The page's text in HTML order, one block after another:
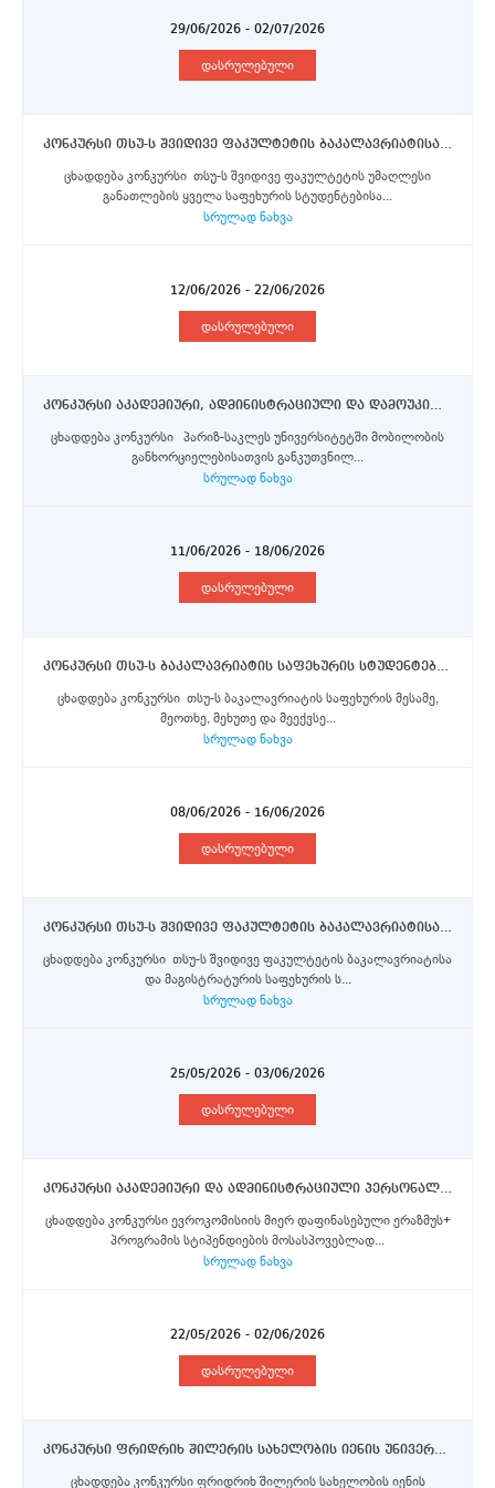
29/06/2026 - 02/07/2026
დასრულებული
კონკურსი თსუ-ს შვიდივე ფაკულტეტის ბაკალავრიატისა და მაგისტრატურის საფეხურის სტუდენტებისათვის 2026/2027 სასწავლო წლის შემოდგომის სემესტრისათვის შემოთავაზებული ერაზმუს+ პროგრამის სტიპენდიების მოსაპოვებლად
ცხადდება კონკურსი თსუ-ს შვიდივე ფაკულტეტის უმაღლესი
განათლების ყველა საფეხურის სტუდენტებისა...
სრულად ნახვა
12/06/2026 - 22/06/2026
დასრულებული
კონკურსი აკადემიური, ადმინისტრაციული და დამოუკიდებელი სამეცნიერო-კვლევითი ინსტიტუტების პერსონალის წარმომადგენლებისთვის პარიზ-საკლეს უნივერსიტეტში ერაზმუს+ პროგრამის სტიპენდიის მოსაპოვებლად
ცხადდება კონკურსი პარიზ-საკლეს უნივერსიტეტში მობილობის
განხორციელებისათვის განკუთვნილ...
სრულად ნახვა
11/06/2026 - 18/06/2026
დასრულებული
კონკურსი თსუ-ს ბაკალავრიატის საფეხურის სტუდენტებისათვის ერაზმუს+ პროგრამის ფარგლებში, ლუმიერის ლიონი 2 უნივერსიტეტის მიერ შემოთავაზებული სტიპენდიების მოსაპოვებლად
ცხადდება კონკურსი თსუ-ს ბაკალავრიატის საფეხურის მესამე,
მეოთხე, მეხუთე და მეექვსე...
სრულად ნახვა
08/06/2026 - 16/06/2026
დასრულებული
კონკურსი თსუ-ს შვიდივე ფაკულტეტის ბაკალავრიატისა და მაგისტრატურის საფეხურის სტუდენტებისათვის 2026/2027 სასწავლო წლის შემოდგომის სემესტრისათვის შემოთავაზებული ერაზმუს+ პროგრამის სტიპენდიების მოსაპოვებლად
ცხადდება კონკურსი თსუ-ს შვიდივე ფაკულტეტის ბაკალავრიატისა
და მაგისტრატურის საფეხურის ს...
სრულად ნახვა
25/05/2026 - 03/06/2026
დასრულებული
კონკურსი აკადემიური და ადმინისტრაციული პერსონალის წარმომადგენლებისთვის ერაზმუს+ პროგრამის სტიპენდიის მოსაპოვებლად (ნაწილი V)
ცხადდება კონკურსი ევროკომისიის მიერ დაფინასებული ერაზმუს+
პროგრამის სტიპენდიების მოსასპოვებლად...
სრულად ნახვა
22/05/2026 - 02/06/2026
დასრულებული
კონკურსი ფრიდრიხ შილერის სახელობის იენის უნივერსიტეტში კვლევითი სტაჟირებისათვის სტიპენდიების მოსაპოვებლად 2026
ცხადდება კონკურსი ფრიდრიხ შილერის სახელობის იენის